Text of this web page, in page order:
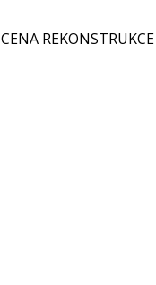
CENA REKONSTRUKCE